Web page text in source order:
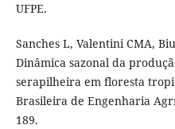
UFPE.
Sanches L, Valentini CMA,
Dinâmica sazonal da
serapilheira em floresta
Brasileira de Engenharia
189.